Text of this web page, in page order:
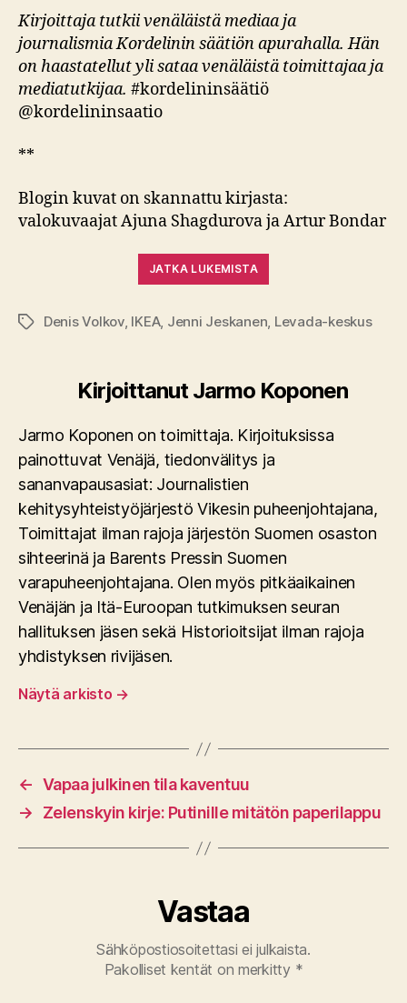
Kirjoittaja tutkii venäläistä mediaa ja
journalismia Kordelinin säätiön apurahalla. Hän
on haastatellut yli sataa venäläistä toimittajaa ja
mediatutkijaa. #kordelininsäätiö
@kordelininsaatio
**
Blogin kuvat on skannattu kirjasta:
valokuvaajat Ajuna Shagdurova ja Artur Bondar
JATKA LUKEMISTA
Avainsanat
Denis Volkov, IKEA, Jenni Jeskanen, Levada-keskus
Kirjoittanut Jarmo Koponen
Jarmo Koponen on toimittaja. Kirjoituksissa
painottuvat Venäjä, tiedonvälitys ja
sananvapausasiat: Journalistien
kehitysyhteistyöjärjestö Vikesin puheenjohtajana,
Toimittajat ilman rajoja järjestön Suomen osaston
sihteerinä ja Barents Pressin Suomen
varapuheenjohtajana. Olen myös pitkäaikainen
Venäjän ja Itä-Euroopan tutkimuksen seuran
hallituksen jäsen sekä Historioitsijat ilman rajoja
yhdistyksen rivijäsen.
Näytä arkisto →
← Vapaa julkinen tila kaventuu
→
Zelenskyin kirje: Putinille mitätön paperilappu
Vastaa
Sähköpostiosoitettasi ei julkaista.
Pakolliset kentät on merkitty *